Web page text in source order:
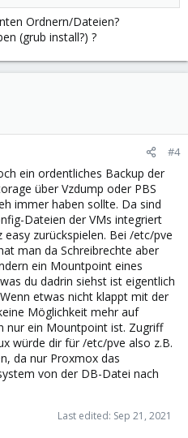
Ordnern/Dateien?
(grub install?) ?
#4
ein ordentliches Backup der
über Vzdump oder PBS
immer haben sollte. Da sind
Dateien der VMs integriert
zurückspielen. Bei /etc/pve
man da Schreibrechte aber
ein Mountpoint eines
du dadrin siehst ist eigentlich
etwas nicht klappt mit der
Möglichkeit mehr auf
nur ein Mountpoint ist. Zugriff
würde dir für /etc/pve also z.B.
da nur Proxmox das
von der DB-Datei nach
Last edited: Sep 21, 2021